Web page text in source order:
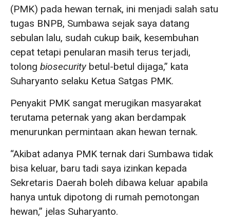
(PMK) pada hewan ternak, ini menjadi salah satu
tugas BNPB, Sumbawa sejak saya datang
sebulan lalu, sudah cukup baik, kesembuhan
cepat tetapi penularan masih terus terjadi,
tolong biosecurity betul-betul dijaga,” kata
Suharyanto selaku Ketua Satgas PMK.
Penyakit PMK sangat merugikan masyarakat
terutama peternak yang akan berdampak
menurunkan permintaan akan hewan ternak.
“Akibat adanya PMK ternak dari Sumbawa tidak
bisa keluar, baru tadi saya izinkan kepada
Sekretaris Daerah boleh dibawa keluar apabila
hanya untuk dipotong di rumah pemotongan
hewan,” jelas Suharyanto.